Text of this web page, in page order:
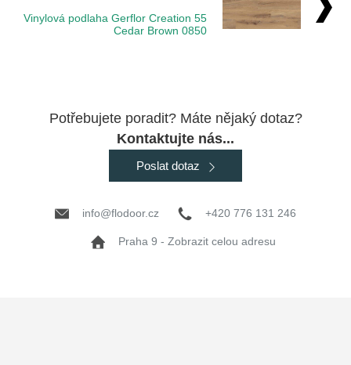
Vinylová podlaha Gerflor Creation 55
Cedar Brown 0850
Potřebujete poradit? Máte nějaký dotaz?
Kontaktujte nás...
Poslat dotaz
info@flodoor.cz +420 776 131 246
Praha 9 - Zobrazit celou adresu